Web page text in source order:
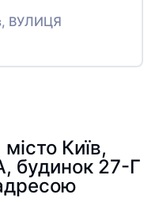
ВУЛИЦЯ
Київ,
будинок 27-Г